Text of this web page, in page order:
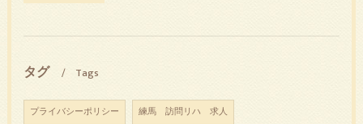
タグ Tags
プライバシーポリシー 練馬 訪問リハ 求人